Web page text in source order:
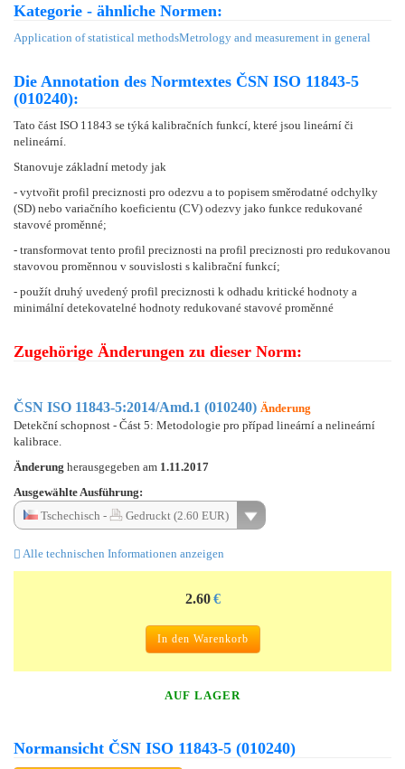
Kategorie - ähnliche Normen:
Application of statistical methodsMetrology and measurement in general
Die Annotation des Normtextes ČSN ISO 11843-5
(010240):
Tato část ISO 11843 se týká kalibračních funkcí, které jsou lineární či
nelineární.
Stanovuje základní metody jak
- vytvořit profil preciznosti pro odezvu a to popisem směrodatné odchylky
(SD) nebo variačního koeficientu (CV) odezvy jako funkce redukované
stavové proměnné;
- transformovat tento profil preciznosti na profil preciznosti pro redukovanou
stavovou proměnnou v souvislosti s kalibrační funkcí;
- použít druhý uvedený profil preciznosti k odhadu kritické hodnoty a
minimální detekovatelné hodnoty redukované stavové proměnné
Zugehörige Änderungen zu dieser Norm:
ČSN ISO 11843-5:2014/Amd.1 (010240) Änderung
Detekční schopnost - Část 5: Metodologie pro případ lineární a nelineární
kalibrace.
Änderung herausgegeben am 1.11.2017
Ausgewählte Ausführung:
Tschechisch -
Gedruckt (2.60 EUR)
Alle technischen Informationen anzeigen
2.60 €
In den Warenkorb
AUF LAGER
Normansicht ČSN ISO 11843-5 (010240)